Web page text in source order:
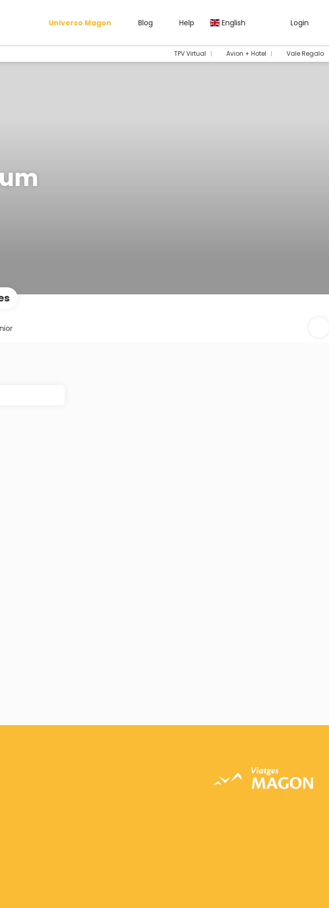
Universo Magon Blog Help English Login
TPV Virtual Avion + Hotel Vale Regalo